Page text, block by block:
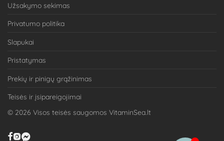
Užsakymo sekimas
Privatumo politika
Slapukai
Pristatymas
Prekių ir pinigų grąžinimas
Teisės ir įsipareigojimai
© 2026 Visos teisės saugomos VitaminSea.lt